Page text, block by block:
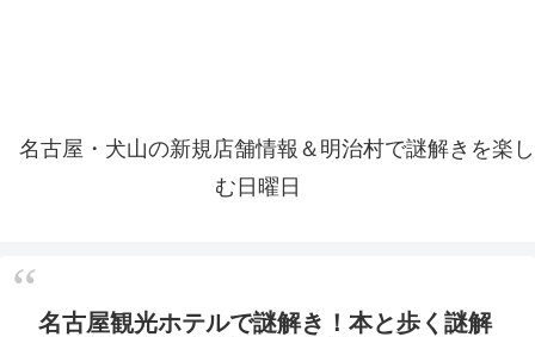
名古屋・犬山の新規店舗情報＆明治村で謎解きを楽し
む日曜日
名古屋観光ホテルで謎解き！本と歩く謎解